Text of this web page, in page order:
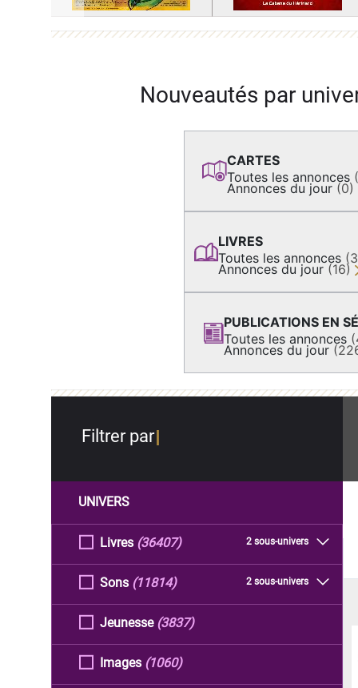
Nouveautés par
CARTES
Toutes les annonces
Annonces du jour (0)
LIVRES
Toutes les annonces
Annonces du jour (16)
PUBLICATIONS EN
Toutes les annonces
Annonces du jour
Filtrer par
UNIVERS
Livres 2 sous-univers
(36407)
Sons 2 sous-univers
(11814)
Jeunesse (3837)
Images (1060)